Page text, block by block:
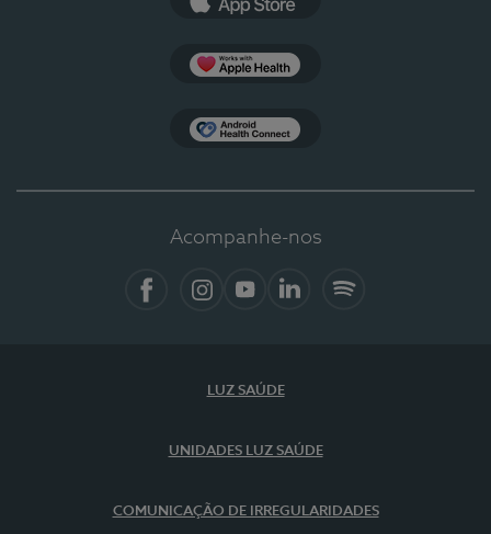
Acompanhe-nos
LUZ SAÚDE
UNIDADES LUZ SAÚDE
COMUNICAÇÃO DE IRREGULARIDADES